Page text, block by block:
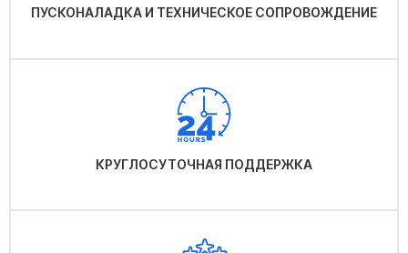
ПУСКОНАЛАДКА И ТЕХНИЧЕСКОЕ СОПРОВОЖДЕНИЕ
КРУГЛОСУТОЧНАЯ ПОДДЕРЖКА